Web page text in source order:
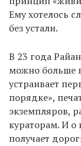
Ему хотелось
без устали.
В 23 года
можно больше
устраивает
порядке»,
экземпляров,
кураторам. И о
получает